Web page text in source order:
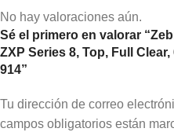
No hay valoraciones aún.
Sé el primero en valorar
ZXP Series 8, Top, Full
914”
Tu dirección de correo
campos obligatorios están